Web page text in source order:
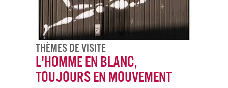
Thèmes De Visite
L'homme en blanc,
toujours en mouvement